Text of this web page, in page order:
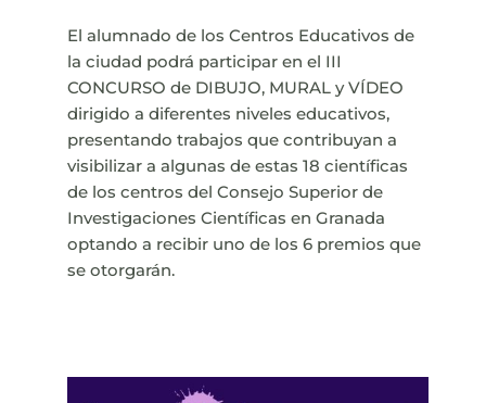
El alumnado de los Centros Educativos de
la ciudad podrá participar en el III
CONCURSO de DIBUJO, MURAL y VÍDEO
dirigido a diferentes niveles educativos,
presentando trabajos que contribuyan a
visibilizar a algunas de estas 18 científicas
de los centros del Consejo Superior de
Investigaciones Científicas en Granada
optando a recibir uno de los 6 premios que
se otorgarán.